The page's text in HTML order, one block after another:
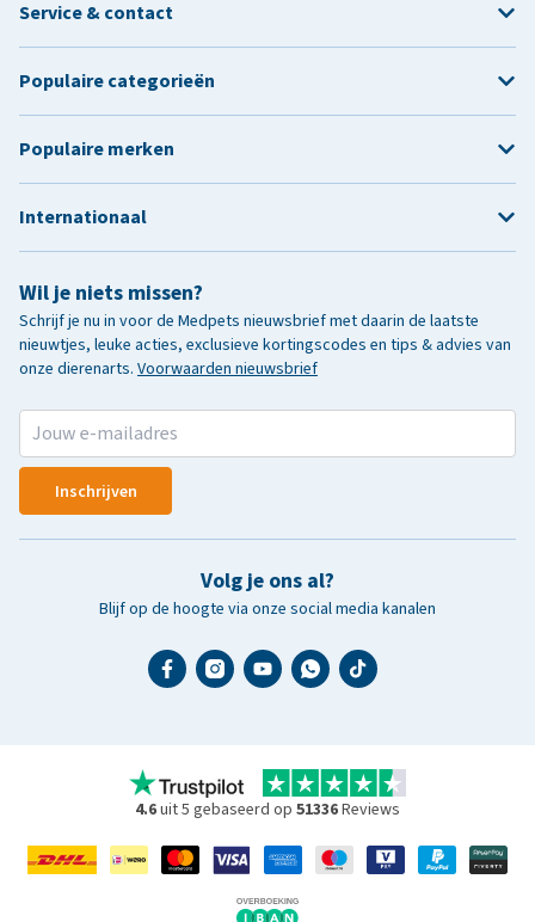
Wil je niets missen?
Schrijf je nu in voor de Medpets nieuwsbrief met daarin de laatste
nieuwtjes, leuke acties, exclusieve kortingscodes en tips & advies van
onze dierenarts. Voorwaarden nieuwsbrief
Inschrijven
Volg je ons al?
Blijf op de hoogte via onze social media kanalen
Service & contact
Populaire categorieën
Populaire merken
Internationaal
4.6uit 5 gebaseerd op 51336Reviews